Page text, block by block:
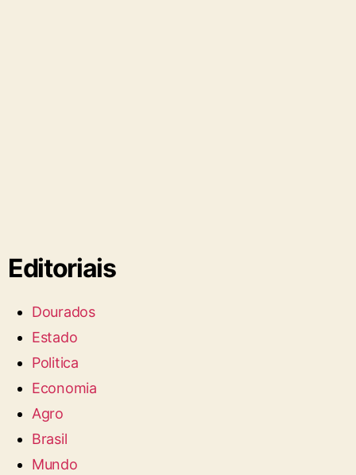
Editoriais
Dourados
Estado
Politica
Economia
Agro
Brasil
Mundo